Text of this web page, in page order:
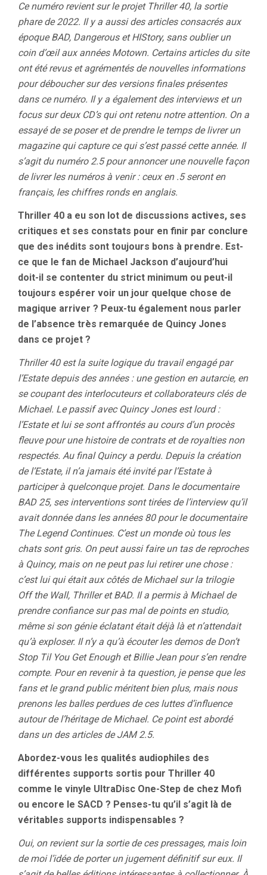
Ce numéro revient sur le projet Thriller 40, la sortie
phare de 2022. Il y a aussi des articles consacrés aux
époque BAD, Dangerous et HIStory, sans oublier un
coin d’œil aux années Motown. Certains articles du site
ont été revus et agrémentés de nouvelles informations
pour déboucher sur des versions finales présentes
dans ce numéro. Il y a également des interviews et un
focus sur deux CD’s qui ont retenu notre attention. On a
essayé de se poser et de prendre le temps de livrer un
magazine qui capture ce qui s’est passé cette année. Il
s’agit du numéro 2.5 pour annoncer une nouvelle façon
de livrer les numéros à venir : ceux en .5 seront en
français, les chiffres ronds en anglais.
Thriller 40 a eu son lot de discussions actives, ses
critiques et ses constats pour en finir par conclure
que des inédits sont toujours bons à prendre. Est-
ce que le fan de Michael Jackson d’aujourd’hui
doit-il se contenter du strict minimum ou peut-il
toujours espérer voir un jour quelque chose de
magique arriver ? Peux-tu également nous parler
de l’absence très remarquée de Quincy Jones
dans ce projet ?
Thriller 40 est la suite logique du travail engagé par
l’Estate depuis des années : une gestion en autarcie, en
se coupant des interlocuteurs et collaborateurs clés de
Michael. Le passif avec Quincy Jones est lourd :
l’Estate et lui se sont affrontés au cours d’un procès
fleuve pour une histoire de contrats et de royalties non
respectés. Au final Quincy a perdu. Depuis la création
de l’Estate, il n’a jamais été invité par l’Estate à
participer à quelconque projet. Dans le documentaire
BAD 25, ses interventions sont tirées de l’interview qu’il
avait donnée dans les années 80 pour le documentaire
The Legend Continues. C’est un monde où tous les
chats sont gris. On peut aussi faire un tas de reproches
à Quincy, mais on ne peut pas lui retirer une chose :
c’est lui qui était aux côtés de Michael sur la trilogie
Off the Wall, Thriller et BAD. Il a permis à Michael de
prendre confiance sur pas mal de points en studio,
même si son génie éclatant était déjà là et n’attendait
qu’à exploser. Il n’y a qu’à écouter les demos de Don’t
Stop Til You Get Enough et Billie Jean pour s’en rendre
compte. Pour en revenir à ta question, je pense que les
fans et le grand public méritent bien plus, mais nous
prenons les balles perdues de ces luttes d’influence
autour de l’héritage de Michael. Ce point est abordé
dans un des articles de JAM 2.5.
Abordez-vous les qualités audiophiles des
différentes supports sortis pour Thriller 40
comme le vinyle UltraDisc One-Step de chez Mofi
ou encore le SACD ? Penses-tu qu’il s’agit là de
véritables supports indispensables ?
Oui, on revient sur la sortie de ces pressages, mais loin
de moi l’idée de porter un jugement définitif sur eux. Il